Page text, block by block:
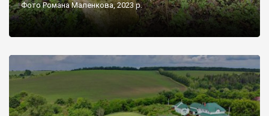
Фото Романа Маленкова, 2023 р.